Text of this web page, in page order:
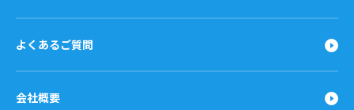
よくあるご質問
会社概要